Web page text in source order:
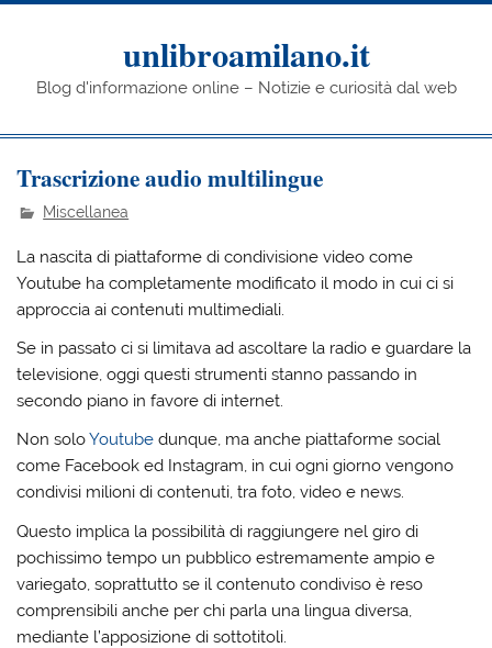
Skip
unlibroamilano.it
Blog d'informazione online – Notizie e curiosità dal web
Trascrizione audio multilingue
Miscellanea
La nascita di piattaforme di condivisione video come
Youtube ha completamente modificato il modo in cui ci si
approccia ai contenuti multimediali.
Se in passato ci si limitava ad ascoltare la radio e guardare la
televisione, oggi questi strumenti stanno passando in
secondo piano in favore di internet.
Non soloYoutube dunque, ma anche piattaforme social
come Facebook ed Instagram, in cui ogni giorno vengono
condivisi milioni di contenuti, tra foto, video e news.
Questo implica la possibilità di raggiungere nel giro di
pochissimo tempo un pubblico estremamente ampio e
variegato, soprattutto se il contenuto condiviso è reso
comprensibili anche per chi parla una lingua diversa,
mediante l’apposizione di sottotitoli.